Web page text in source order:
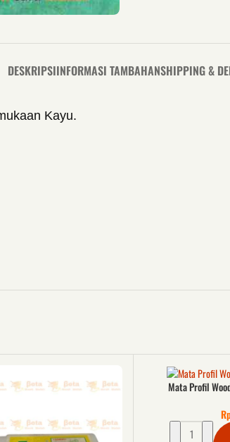
DESKRIPSIINFORMASI TAMBAHANSHIPPING &
Kayu.
Mata Profil